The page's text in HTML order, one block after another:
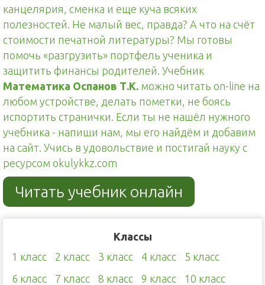
канцелярия, сменка и еще куча всяких
полезностей. Не малый вес, правда? А что на счёт
стоимости печатной литературы? Мы готовы
помочь «разгрузить» портфель ученика и
защитить финансы родителей. Учебник
Математика Оспанов Т.К. можно читать on-line на
любом устройстве, делать пометки, не боясь
испортить странички. Если ты не нашёл нужного
учебника - напиши нам, мы его найдём и добавим
на сайт. Учись в удовольствие и постигай науку с
ресурсом okulykkz.com
Читать учебник онлайн
Классы
1 класс
2 класс 3 класс 4 класс
5 класс
6 класс
7 класс 8 класс 9 класс
10 класс